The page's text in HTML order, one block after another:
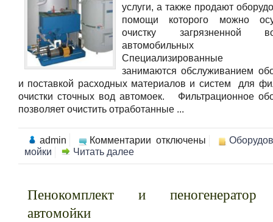
услуги, а также продают
помощи которого можно
очистку загрязненной
автомобильных
Специализированные
занимаются обслуживанием
и поставкой расходных материалов и систем для
очистки сточных вод автомоек. Фильтрационное
позволяет очистить отработанные ...
admin Комментарии
сточных
отключены
мойки
Читать далее
Пенокомплект и
автомойки